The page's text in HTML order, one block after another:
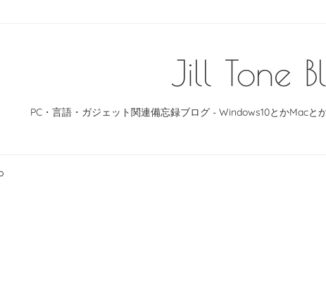
Jill Tone
PC・言語・ガジェット関連備忘録ブログ - Windows10とかMacと